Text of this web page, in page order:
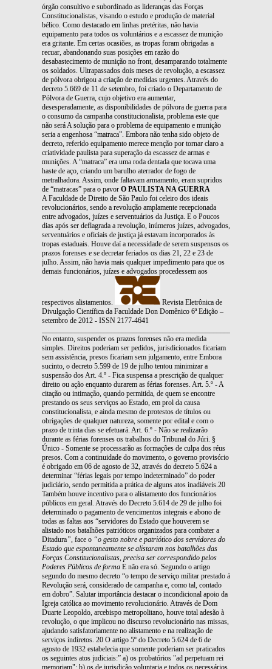
órgão consultivo e subordinado as lideranças das Forças
Constitucionalistas, visando o estudo e produção de material
bélico. Como destacado em linhas pretéritas, não havia
equipamento para todos os voluntários e a escassez de munição
era gritante. Em certas ocasiões, as tropas foram obrigadas a
recuar, abandonando suas posições em razão do
desabastecimento de munição no front, desamparando totalmente
os soldados. Ultrapassados dois meses de revolução, a escassez
de pólvora obrigou a criação de medidas urgentes. Através do
decreto 5.669 de 11 de setembro, foi criado o Departamento de
Pólvora de Guerra, cujo objetivo era aumentar,
desesperadamente, as disponibilidades de pólvora de guerra para
o consumo da campanha constitucionalista, problema este que
não será A solução para o problema de equipamento e munição
seria a engenhosa “matraca”. Embora não tenha sido objeto de
decreto, referido equipamento merece menção por tornar claro a
criatividade paulista para superação da escassez de armas e
munições. A “matraca” era uma roda dentada que tocava uma
haste de aço, criando um barulho aterrador de fogo de
metralhadora. Assim, onde faltavam armamento, eram supridos
de “matracas” para o pavor O PAULISTA NA GUERRA
A Faculdade de Direito de São Paulo foi celeiro dos ideais
revolucionários, sendo a revolução amplamente recepcionada
entre advogados, juízes e serventuários da Justiça. E o Poucos
dias após ser deflagrada a revolução, inúmeros juízes, advogados,
serventuários e oficiais de justiça já estavam incorporados às
tropas estaduais. Houve daí a necessidade de serem suspensos os
prazos forenses e se decretar feriados os dias 21, 22 e 23 de
julho. Assim, não havia mais qualquer impedimento para que os
demais funcionários, juízes e advogados procedessem aos
respectivos alistamentos.
Revista Eletrônica de
Divulgação Científica da Faculdade Don Domênico 6ª Edição –
setembro de 2012 - ISSN 2177-4641
No entanto, suspender os prazos forenses não era medida
simples. Direitos poderiam ser pedidos, jurisdicionados ficariam
sem assistência, presos ficariam sem julgamento, entre Embora
sucinto, o decreto 5.599 de 19 de julho tentou minimizar a
suspensão dos Art. 4.º - Fica suspensa a prescrição de qualquer
direito ou ação enquanto durarem as férias forenses. Art. 5.º - A
citação ou intimação, quando permitida, de quem se encontre
prestando os seus serviços ao Estado, em prol da causa
constitucionalista, e ainda mesmo de protestos de títulos ou
obrigações de qualquer natureza, somente por edital e com o
prazo de trinta dias se efetuará. Art. 6.º - Não se realizarão
durante as férias forenses os trabalhos do Tribunal do Júri. §
Único - Somente se processarão as formações de culpa dos réus
presos. Com a continuidade do movimento, o governo provisório
é obrigado em 06 de agosto de 32, através do decreto 5.624 a
determinar “férias legais por tempo indeterminado” do poder
judiciário, sendo permitida a prática de alguns atos inadiáveis.20
Também houve incentivo para o alistamento dos funcionários
públicos em geral. Através do Decreto 5.614 de 29 de julho foi
determinado o pagamento de vencimentos integrais e abono de
todas as faltas aos “servidores do Estado que houverem se
alistado nos batalhões patrióticos organizados para combater a
Ditadura”, face o “o gesto nobre e patriótico dos servidores do
Estado que espontaneamente se alistaram nos batalhões das
Forças Constitucionalistas, precisa ser correspondido pelos
Poderes Públicos de forma E não era só. Segundo o artigo
segundo do mesmo decreto “o tempo de serviço militar prestado á
Revolução será, considerado de campanha e, como tal, contado
em dobro”. Salutar importância destacar o incondicional apoio da
Igreja católica ao movimento revolucionário. Através de Dom
Duarte Leopoldo, arcebispo metropolitano, houve total adesão à
revolução, o que implicou no discurso revolucionário nas missas,
ajudando satisfatoriamente no alistamento e na realização de
serviços indiretos. 20 O artigo 5º do Decreto 5.624 de 6 de
agosto de 1932 estabelecia que somente poderiam ser praticados
os seguintes atos judiciais:” a) os probatórios "ad perpetuam rei
memoriam"; b) os de jurisdição voluntaria e todos os necessários